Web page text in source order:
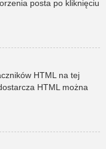
posta po kliknięciu
HTML na tej
HTML można